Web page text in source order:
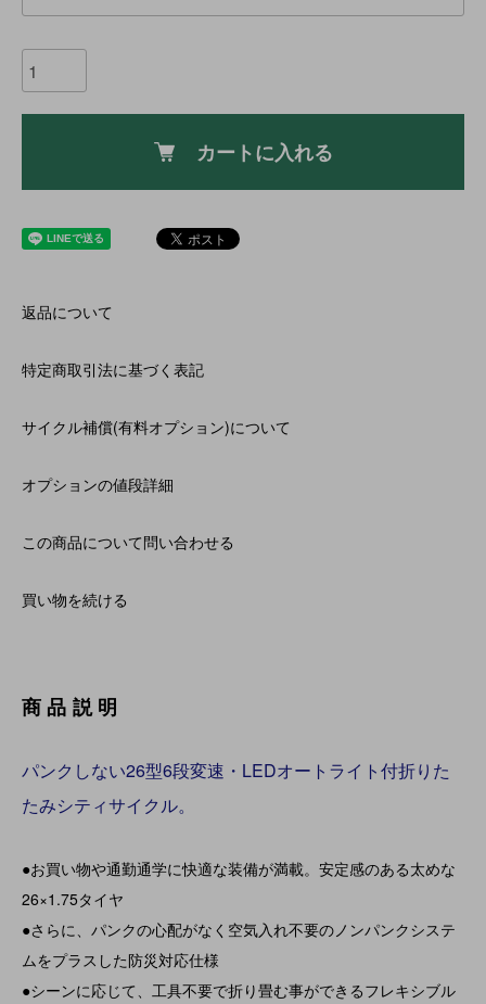
カートに入れる
返品について
特定商取引法に基づく表記
サイクル補償(有料オプション)について
オプションの値段詳細
この商品について問い合わせる
買い物を続ける
商品説明
パンクしない26型6段変速・LEDオートライト付折りた
たみシティサイクル。
●お買い物や通勤通学に快適な装備が満載。安定感のある太めな
26×1.75タイヤ
●さらに、パンクの心配がなく空気入れ不要のノンパンクシステ
ムをプラスした防災対応仕様
●シーンに応じて、工具不要で折り畳む事ができるフレキシブル